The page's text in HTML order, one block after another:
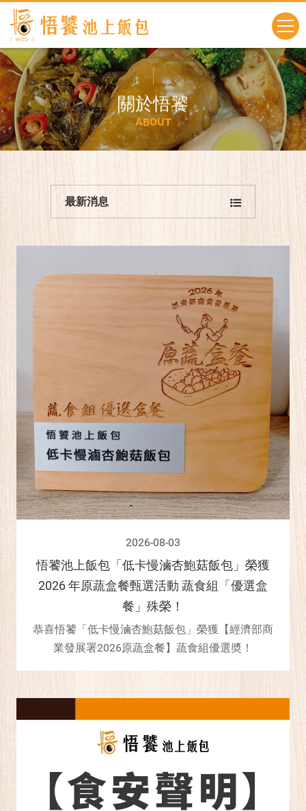
關於悟饕
ABOUT
最新消息
2026-08-03
悟饕池上飯包「低卡慢滷杏鮑菇飯包」榮獲
2026 年原蔬盒餐甄選活動 蔬食組「優選盒
餐」殊榮！
恭喜悟饕「低卡慢滷杏鮑菇飯包」榮獲【經濟部商
業發展署2026原蔬盒餐】蔬食組優選奬！